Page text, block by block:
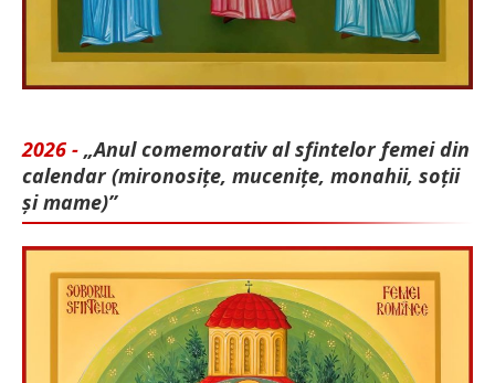
2026 - „Anul comemorativ al sfintelor femei din
calendar (mironosițe, mu­cenițe, monahii, soții
și mame)”